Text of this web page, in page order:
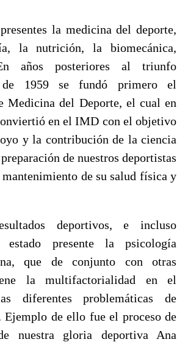
la medicina del deporte,
la nutrición, la biomecánica,
años posteriores al triunfo
de 1959 se fundó primero el
Medicina del Deporte, el cual en
en el IMD con el objetivo
y la contribución de la ciencia
de nuestros deportistas
de su salud física y
deportivos, e incluso
presente la psicología
que de conjunto con otras
la multifactorialidad en el
diferentes problemáticas de
Ejemplo de ello fue el proceso de
nuestra gloria deportiva Ana